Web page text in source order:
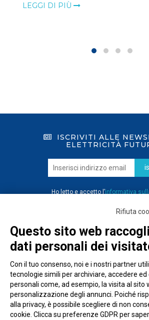
LEGGI DI PIÙ
ISCRIVITI ALLE
ELETTRICITÀ
Ho letto e accetto l’informativa
Rifiuta
Questo sito web
dati personali dei
Con il tuo consenso, noi e i nostri partner
tecnologie simili per archiviare, accedere ed
personali come, ad esempio, la visita al sito
personalizzazione degli annunci. Poiché
alla privacy, è possibile scegliere di non
cookie. Clicca su preferenze GDPR per